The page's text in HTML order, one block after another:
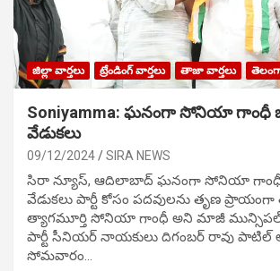
జిల్లా వార్తలు ట్రేండింగ్ వార్తలు తాజా వార్తలు
Soniyamma: ఘ‌నంగా సోనియా గాంధీ
వేడుక‌లు
09/12/2024 SIRA NEWS
సిరా న్యూస్, ఆదిలాబాద్ ఘ‌నంగా సోనియా గాంధీ
వేడుక‌లు పార్టీ కోసం ప‌ద‌వుల‌ను తృణ ప్రాయంగా
త్యాగమూర్తి సోనియా గాంధీ అని మాజీ మున్సిప‌ల్
పార్టీ సీనియ‌ర్ నాయ‌కులు దిగంబ‌ర్ రావు పాటిల్
సోమవారం…